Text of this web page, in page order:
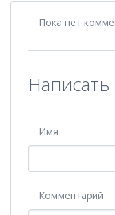
Пока нет
Имя
Комментарий